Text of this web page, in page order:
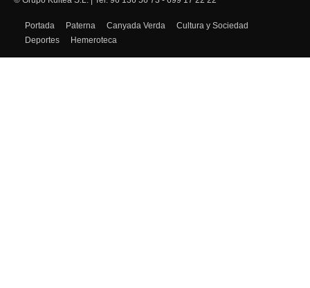
Portada Paterna Canyada Verda
Cultura y Sociedad
Deportes
Hemeroteca